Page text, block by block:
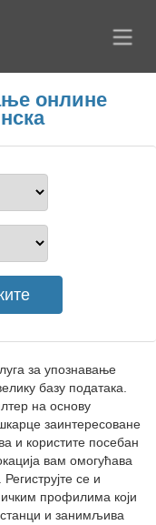
онлине
за упознавање
базу података.
на основу
заинтересоване
и користите посебан
вам омогућава
се и
профилима који
и занимљива